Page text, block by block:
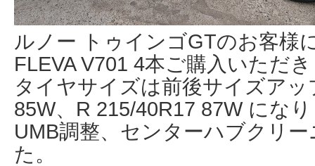
ルノー トゥインゴGTのお客様
FLEVA V701 4本ご購入いただ
タイヤサイズは前後サイズアッ
85W、R 215/40R17 87W にな
UMB調整、センターハブクリ
た。